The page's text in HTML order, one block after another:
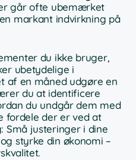
går ofte ubemærket
markant indvirkning på
du ikke bruger,
ubetydelige i
af en måned udgøre en
du at identificere
du undgår dem med
fordele der er ved at
Små justeringer i dine
styrke din økonomi –